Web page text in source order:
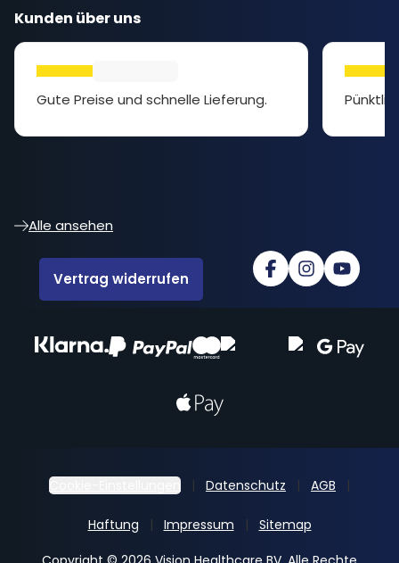
Kunden über uns
Gute Preise und schnelle Lieferung.
Alle ansehen
Vertrag widerrufen
Cookie-Einstellungen Datenschutz AGB
Haftung Impressum
Sitemap